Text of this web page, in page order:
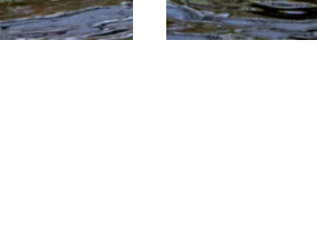
TiereCasablanca